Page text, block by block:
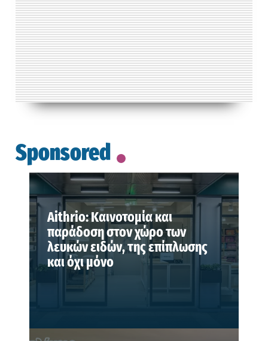
Sponsored
Aithrio: Καινοτομία και
παράδοση στον χώρο των
λευκών ειδών, της επίπλωσης
και όχι μόνο